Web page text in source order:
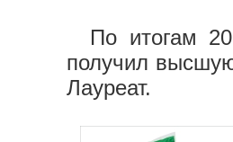
По итогам
получил
Лауреат.